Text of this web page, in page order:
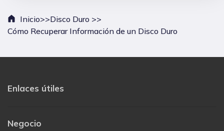
Inicio>>Disco Duro >>
Cómo Recuperar Información de un Disco Duro
Enlaces útiles
Negocio